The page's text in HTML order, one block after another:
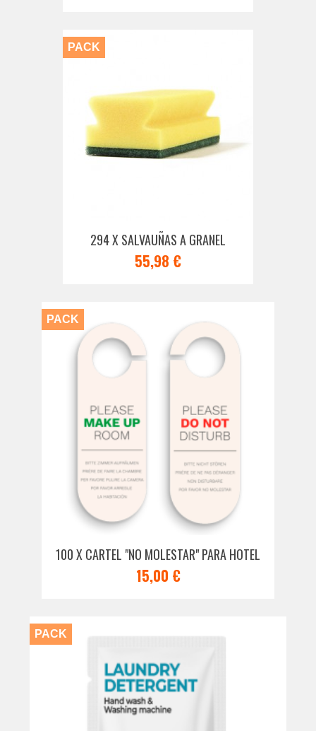
294 X SALVAUÑAS A GRANEL
55,98 €
PACK
100 X CARTEL "NO MOLESTAR" PARA HOTEL
15,00 €
PACK
PACK